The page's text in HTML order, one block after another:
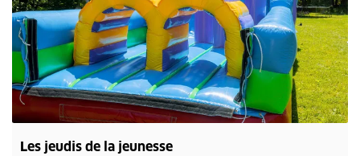
Les jeudis de la jeunesse